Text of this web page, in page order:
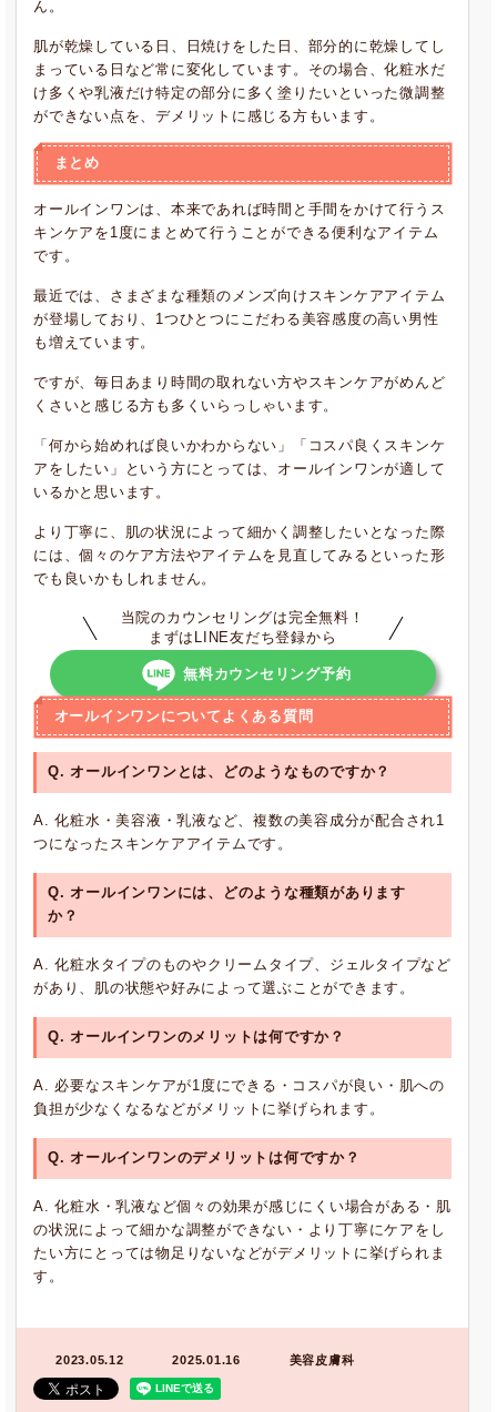
ん。
肌が乾燥している日、日焼けをした日、部分的に乾燥してし
まっている日など常に変化しています。その場合、化粧水だ
け多くや乳液だけ特定の部分に多く塗りたいといった微調整
ができない点を、デメリットに感じる方もいます。
まとめ
オールインワンは、本来であれば時間と手間をかけて行うス
キンケアを1度にまとめて行うことができる便利なアイテム
です。
最近では、さまざまな種類のメンズ向けスキンケアアイテム
が登場しており、1つひとつにこだわる美容感度の高い男性
も増えています。
ですが、毎日あまり時間の取れない方やスキンケアがめんど
くさいと感じる方も多くいらっしゃいます。
「何から始めれば良いかわからない」「コスパ良くスキンケ
アをしたい」という方にとっては、オールインワンが適して
いるかと思います。
より丁寧に、肌の状況によって細かく調整したいとなった際
には、個々のケア方法やアイテムを見直してみるといった形
でも良いかもしれません。
当院のカウンセリングは完全無料！
まずはLINE友だち登録から
無料カウンセリング予約
オールインワンについてよくある質問
Q. オールインワンとは、どのようなものですか？
A. 化粧水・美容液・乳液など、複数の美容成分が配合され1
つになったスキンケアアイテムです。
Q. オールインワンには、どのような種類があります
か？
A. 化粧水タイプのものやクリームタイプ、ジェルタイプなど
があり、肌の状態や好みによって選ぶことができます。
Q. オールインワンのメリットは何ですか？
A. 必要なスキンケアが1度にできる・コスパが良い・肌への
負担が少なくなるなどがメリットに挙げられます。
Q. オールインワンのデメリットは何ですか？
A. 化粧水・乳液など個々の効果が感じにくい場合がある・肌
の状況によって細かな調整ができない・より丁寧にケアをし
たい方にとっては物足りないなどがデメリットに挙げられま
す。
2023.05.12 2025.01.16 美容皮膚科